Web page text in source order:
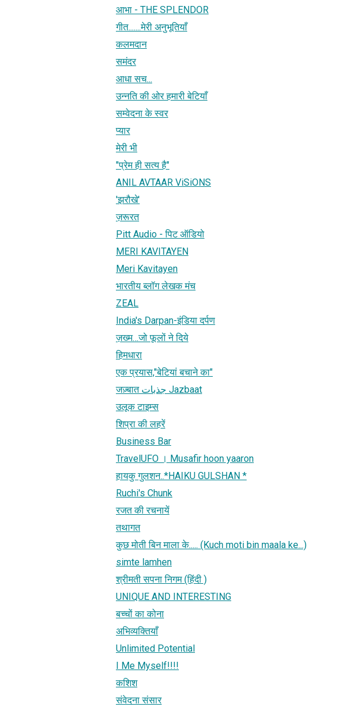
आभा - THE SPLENDOR
गीत.......मेरी अनुभूतियाँ
कलमदान
समंदर
आधा सच...
उन्नति की ओर हमारी बेटियाँ
सम्वेदना के स्वर
प्यार
मेरी भी
"प्रेम ही सत्य है"
ANIL AVTAAR ViSiONS
'झरौखे'
ज़रूरत
Pitt Audio - पिट ऑडियो
MERI KAVITAYEN
Meri Kavitayen
भारतीय ब्लॉग लेखक मंच
ZEAL
India's Darpan-इंडिया दर्पण
ज़ख्म…जो फूलों ने दिये
हिमधारा
एक प्रयास,"बेटियां बचाने का"
जज़्बात جذبات Jazbaat
उलूक टाइम्स
शिप्रा की लहरें
Business Bar
TravelUFO । Musafir hoon yaaron
हायकु गुलशन..*HAIKU GULSHAN *
Ruchi's Chunk
रजत की रचनायें
तथागत
कुछ मोती बिन माला के..... (Kuch moti bin maala ke...)
simte lamhen
श्रीमती सपना निगम (हिंदी )
UNIQUE AND INTERESTING
बच्चों का कोना
अभिव्यक्तियाँ
Unlimited Potential
I Me Myself!!!!
कशिश
संवेदना संसार